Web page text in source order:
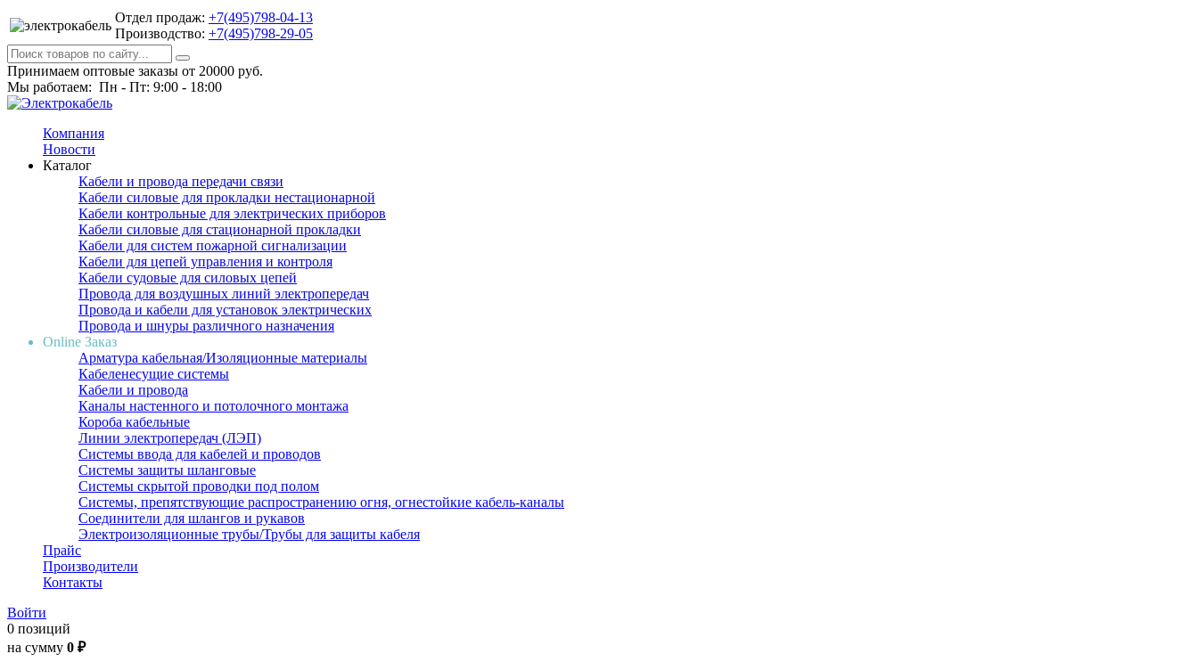
Отдел продаж: +7(495)798-04-13
Производство: +7(495)798-29-05
Принимаем оптовые заказы от 20000 руб.
Мы работаем: Пн - Пт: 9:00 - 18:00
Компания
Новости
Каталог
Кабели и провода передачи связи
Кабели силовые для прокладки нестационарной
Кабели контрольные для электрических приборов
Кабели силовые для стационарной прокладки
Кабели для систем пожарной сигнализации
Кабели для цепей управления и контроля
Кабели судовые для силовых цепей
Провода для воздушных линий электропередач
Провода и кабели для установок электрических
Провода и шнуры различного назначения
Online Заказ
Арматура кабельная/Изоляционные материалы
Кабеленесущие системы
Кабели и провода
Каналы настенного и потолочного монтажа
Короба кабельные
Линии электропередач (ЛЭП)
Системы ввода для кабелей и проводов
Системы защиты шланговые
Системы скрытой проводки под полом
Системы, препятствующие распространению огня, огнестойкие кабель-каналы
Соединители для шлангов и рукавов
Электроизоляционные трубы/Трубы для защиты кабеля
Прайс
Производители
Контакты
Войти
0 позиций
на сумму 0 ₽